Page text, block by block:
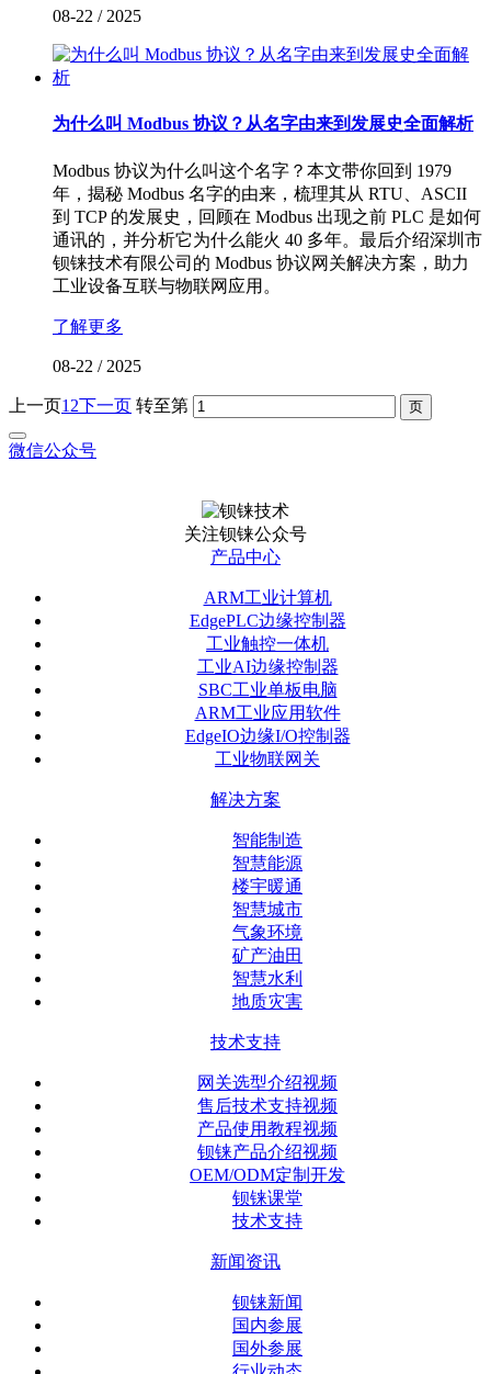
08-22 / 2025
为什么叫 Modbus 协议？从名字由来到发展史全面解析
Modbus 协议为什么叫这个名字？本文带你回到 1979
年，揭秘 Modbus 名字的由来，梳理其从 RTU、ASCII
到 TCP 的发展史，回顾在 Modbus 出现之前 PLC 是如何
通讯的，并分析它为什么能火 40 多年。最后介绍深圳市
钡铼技术有限公司的 Modbus 协议网关解决方案，助力
工业设备互联与物联网应用。
了解更多
08-22 / 2025
上一页1 2下一页 转至第
微信公众号
关注钡铼公众号
产品中心
ARM工业计算机
EdgePLC边缘控制器
工业触控一体机
工业AI边缘控制器
SBC工业单板电脑
ARM工业应用软件
EdgeIO边缘I/O控制器
工业物联网关
解决方案
智能制造
智慧能源
楼宇暖通
智慧城市
气象环境
矿产油田
智慧水利
地质灾害
技术支持
网关选型介绍视频
售后技术支持视频
产品使用教程视频
钡铼产品介绍视频
OEM/ODM定制开发
钡铼课堂
技术支持
新闻资讯
钡铼新闻
国内参展
国外参展